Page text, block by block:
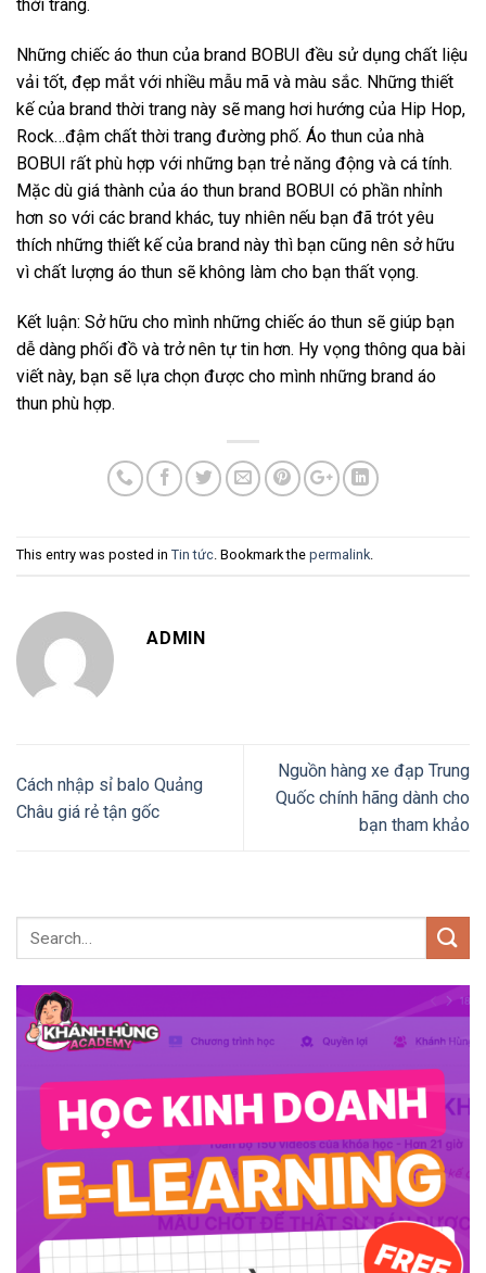
thời trang.
Những chiếc áo thun của brand BOBUI đều sử dụng chất liệu
vải tốt, đẹp mắt với nhiều mẫu mã và màu sắc. Những thiết
kế của brand thời trang này sẽ mang hơi hướng của Hip Hop,
Rock…đậm chất thời trang đường phố. Áo thun của nhà
BOBUI rất phù hợp với những bạn trẻ năng động và cá tính.
Mặc dù giá thành của áo thun brand BOBUI có phần nhỉnh
hơn so với các brand khác, tuy nhiên nếu bạn đã trót yêu
thích những thiết kế của brand này thì bạn cũng nên sở hữu
vì chất lượng áo thun sẽ không làm cho bạn thất vọng.
Kết luận: Sở hữu cho mình những chiếc áo thun sẽ giúp bạn
dễ dàng phối đồ và trở nên tự tin hơn. Hy vọng thông qua bài
viết này, bạn sẽ lựa chọn được cho mình những brand áo
thun phù hợp.
This entry was posted in Tin tức. Bookmark the permalink.
ADMIN
Cách nhập sỉ balo Quảng
Châu giá rẻ tận gốc
Nguồn hàng xe đạp Trung
Quốc chính hãng dành cho
bạn tham khảo